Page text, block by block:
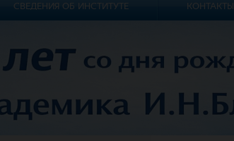
СВЕДЕНИЯ ОБ ИНСТИТУТЕ КОНТАКТЫ